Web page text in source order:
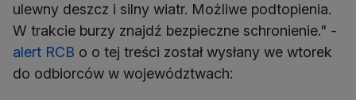
ulewny deszcz i silny wiatr. Możliwe podtopienia.
W trakcie burzy znajdź bezpieczne schronienie." -
alert RCB o o tej treści został wysłany we wtorek
do odbiorców w województwach: